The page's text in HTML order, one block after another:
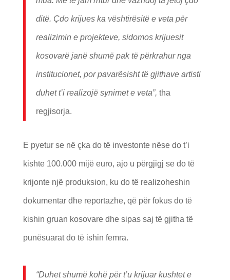
ditë. Çdo krijues ka vështirësitë e veta për
realizimin e projekteve, sidomos krijuesit
kosovarë janë shumë pak të përkrahur nga
institucionet, por pavarësisht të gjithave artisti
duhet t’i realizojë synimet e veta”, tha
regjisorja.
E pyetur se në çka do të investonte nëse do t’i
kishte 100.000 mijë euro, ajo u përgjigj se do të
krijonte një produksion, ku do të realizoheshin
dokumentar dhe reportazhe, që për fokus do të
kishin gruan kosovare dhe sipas saj të gjitha të
punësuarat do të ishin femra.
“Duhet shumë kohë për t’u krijuar kushtet e